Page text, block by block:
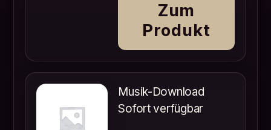
Zum
Produkt
Musik-Download
Sofort verfügbar